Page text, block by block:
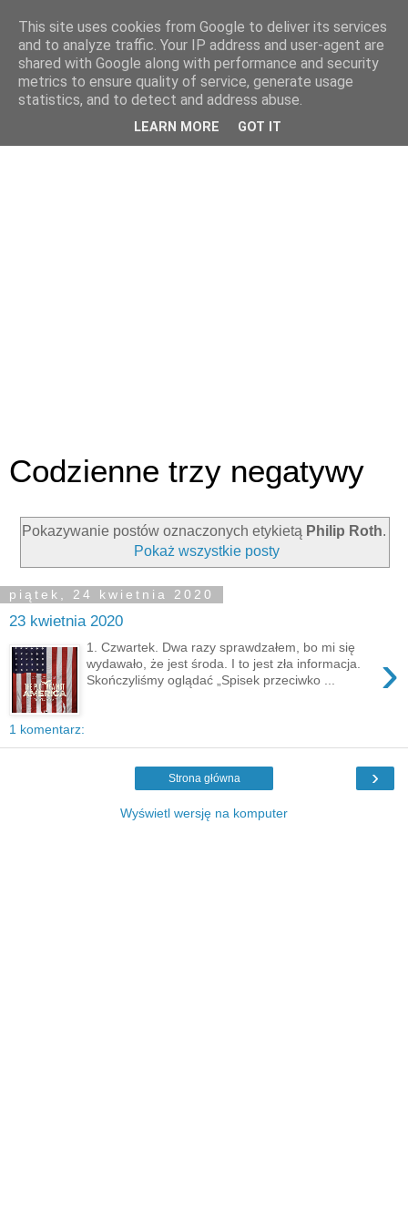
Codzienne trzy negatywy
Pokazywanie postów oznaczonych etykietą Philip Roth.
Pokaż wszystkie posty
piątek, 24 kwietnia 2020
23 kwietnia 2020
›
1. Czwartek. Dwa razy sprawdzałem, bo mi się
wydawało, że jest środa. I to jest zła informacja.
Skończyliśmy oglądać „Spisek przeciwko ...
1 komentarz:
›
Strona główna
Wyświetl wersję na komputer
This site uses cookies from Google to deliver its services
and to analyze traffic. Your IP address and user-agent are
shared with Google along with performance and security
metrics to ensure quality of service, generate usage
statistics, and to detect and address abuse.
LEARN MORE GOT IT